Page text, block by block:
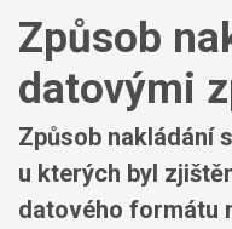
Způsob
datovými
Způsob nakládání
u kterých byl
datového formátu